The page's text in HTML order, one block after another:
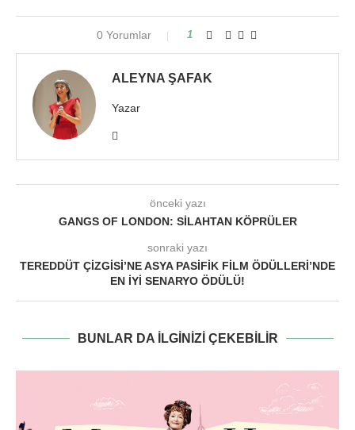
0 Yorumlar 1
ALEYNA ŞAFAK
Yazar
önceki yazı
GANGS OF LONDON: SILAHTAN KÖPRÜLER
sonraki yazı
TEREDDÜT ÇIZGISI’NE ASYA PASIFIK FILM ÖDÜLLERI’NDE
EN İYI SENARYO ÖDÜLÜ!
BUNLAR DA ILGINIZI ÇEKEBILIR